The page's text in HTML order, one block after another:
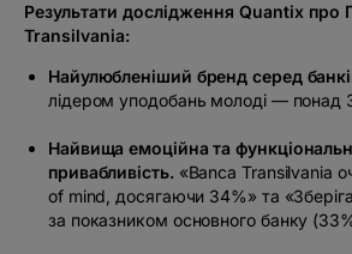
Результати дослідження Quantix про
Transilvania:
Найулюбленіший бренд серед
лідером уподобань молоді — понад
Найвища емоційна та
привабливість. «Banca Transilvania
of mind, досягаючи 34%»та
за показником основного банку